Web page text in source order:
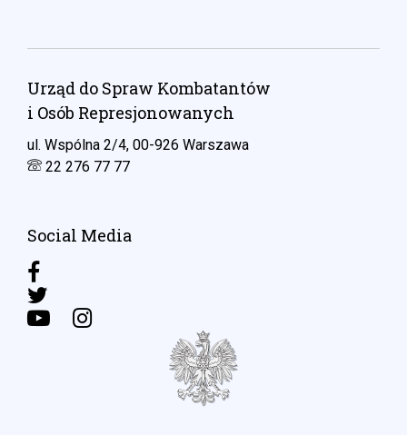
Urząd do Spraw Kombatantów
i Osób Represjonowanych
ul. Wspólna 2/4, 00-926 Warszawa
22 276 77 77
Social Media